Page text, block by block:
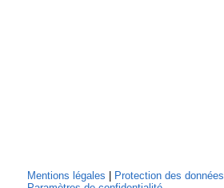
Mentions légales
Protection des données